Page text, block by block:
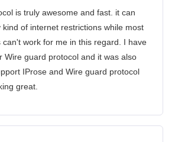
is truly awesome and fast. it can
kind of internet restrictions while most
can't work for me in this regard. I have
Wire guard protocol and it was also
IProse and Wire guard protocol
great.